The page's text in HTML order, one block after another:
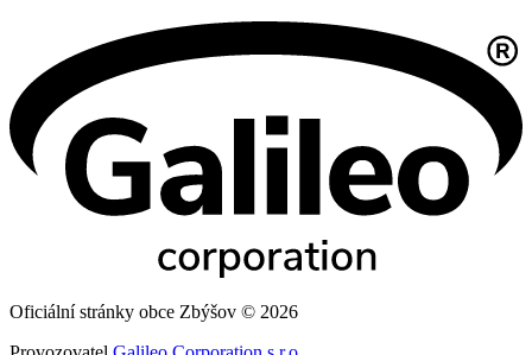
Oficiální stránky obce Zbýšov © 2026